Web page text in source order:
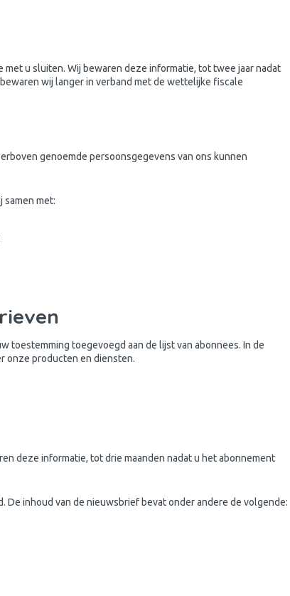
u sluiten. Wij bewaren deze informatie, tot twee jaar nadat
wij langer in verband met de wettelijke fiscale
genoemde persoonsgegevens van ons kunnen
samen met:
toestemming toegevoegd aan de lijst van abonnees. In de
onze producten en diensten.
deze informatie, tot drie maanden nadat u het abonnement
inhoud van de nieuwsbrief bevat onder andere de volgende: